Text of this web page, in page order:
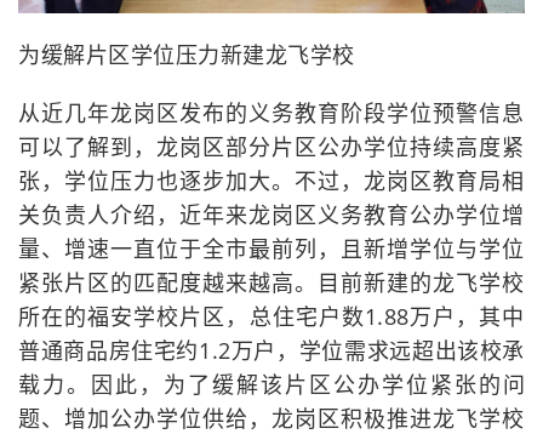
为缓解片区学位压力新建龙飞学校
从近几年龙岗区发布的义务教育阶段学位预警信息
可以了解到，龙岗区部分片区公办学位持续高度紧
张，学位压力也逐步加大。不过，龙岗区教育局相
关负责人介绍，近年来龙岗区义务教育公办学位增
量、增速一直位于全市最前列，且新增学位与学位
紧张片区的匹配度越来越高。目前新建的龙飞学校
所在的福安学校片区，总住宅户数1.88万户，其中
普通商品房住宅约1.2万户，学位需求远超出该校承
载力。因此，为了缓解该片区公办学位紧张的问
题、增加公办学位供给，龙岗区积极推进龙飞学校